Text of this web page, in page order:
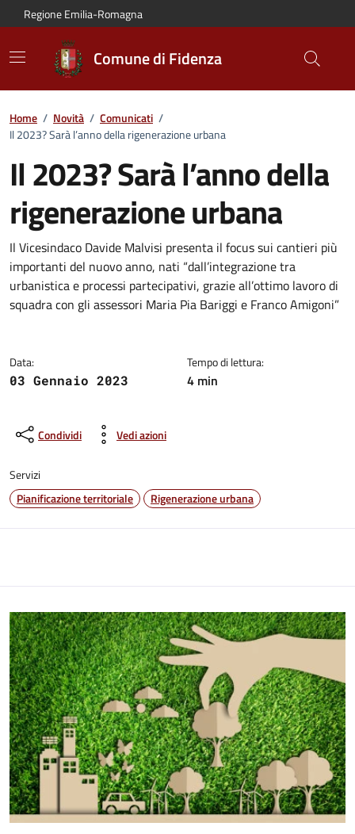
Vai al contenuto principale
Vai alla navigazione del sito
Vai al piede di pagina
Regione Emilia-Romagna
Comune di Fidenza
Home / Novità / Comunicati /
Il 2023? Sarà l’anno della rigenerazione urbana
Il 2023? Sarà l’anno della
rigenerazione urbana
Dettagli del comunicato:
Il Vicesindaco Davide Malvisi presenta il focus sui cantieri più
importanti del nuovo anno, nati “dall’integrazione tra
urbanistica e processi partecipativi, grazie all’ottimo lavoro di
squadra con gli assessori Maria Pia Bariggi e Franco Amigoni”
Data:
03 Gennaio 2023
Tempo di lettura:
4 min
Condividi Vedi azioni
Servizi
Pianificazione territoriale
Rigenerazione urbana